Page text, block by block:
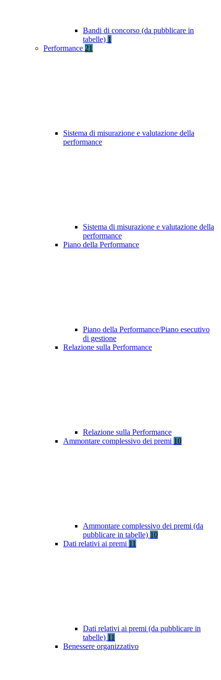
Bandi di concorso (da pubblicare in
tabelle) 1
Performance 21
Sistema di misurazione e valutazione della
performance
Sistema di misurazione e valutazione della
performance
Piano della Performance
Piano della Performance/Piano esecutivo
di gestione
Relazione sulla Performance
Relazione sulla Performance
Ammontare complessivo dei premi 10
Ammontare complessivo dei premi (da
pubblicare in tabelle) 10
Dati relativi ai premi 11
Dati relativi ai premi (da pubblicare in
tabelle) 11
Benessere organizzativo